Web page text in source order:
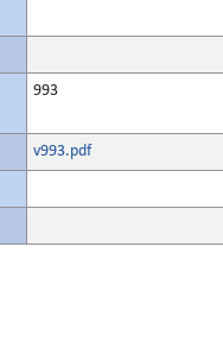
993
v993.pdf